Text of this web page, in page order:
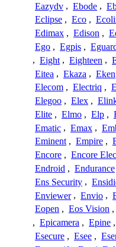
Eazydv , Ebode ,
Eclipse , Eco ,
Edimax , Edison ,
Ego , Egpis ,
, Eight , Eighteen ,
Eitea , Ekaza , Eken
Elecom , Electriq ,
Elegoo , Elex ,
Elite , Elmo , Elp ,
Ematic , Emax ,
Eminent , Empire ,
Encore , Encore
Endroid , Endurance
Ens Security ,
Enviewer , Envio ,
Eopen , Eos Vision ,
, Epicamera , Epine ,
Esecure , Esee ,